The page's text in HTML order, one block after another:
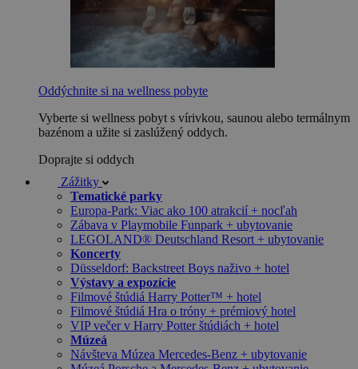
Oddýchnite si na wellness pobyte
Vyberte si wellness pobyt s vírivkou, saunou alebo termálnym
bazénom a užite si zaslúžený oddych.
Doprajte si oddych
Zážitky
Tematické parky
Europa-Park: Viac ako 100 atrakcií + nocľah
Zábava v Playmobile Funpark + ubytovanie
LEGOLAND® Deutschland Resort + ubytovanie
Koncerty
Düsseldorf: Backstreet Boys naživo + hotel
Výstavy a expozície
Filmové štúdiá Harry Potter™ + hotel
Filmové štúdiá Hra o tróny + prémiový hotel
VIP večer v Harry Potter štúdiách + hotel
Múzeá
Návšteva Múzea Mercedes-Benz + ubytovanie